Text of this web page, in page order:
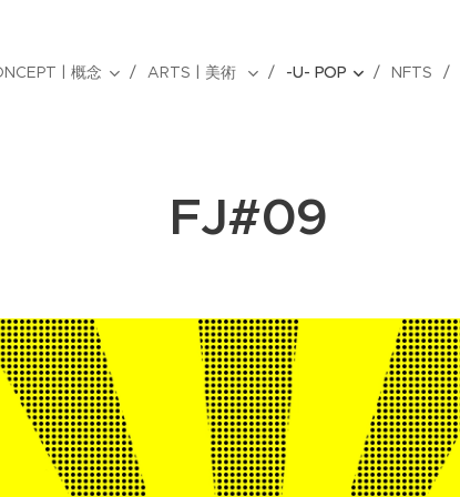
| 概念 ARTS | 美術 -U- POP NFTS
FJ#09